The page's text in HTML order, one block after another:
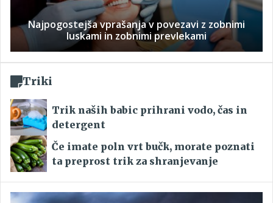
Najpogostejša vprašanja v povezavi z zobnimi
luskami in zobnimi prevlekami
Triki
Trik naših babic prihrani vodo, čas in
detergent
Če imate poln vrt bučk, morate poznati
ta preprost trik za shranjevanje